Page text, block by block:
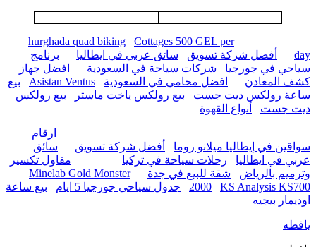
hurghada quad biking
Cottages 500 GEL per
day
أفضل شركة تسويق سائق عربي في ايطاليا
برنامج
سياحي في جورجيا
شركات سياحة في السعودية
افضل جهاز
كشف المعادن
افضل محامي في السعودية Asistan Ventus
بيع
ساعة رولكس ديت جست
بيع رولكس ياخت ماستر
بيع رولكس
ديت جست
أنواع القهوة
ارقام
سواقين في إيطاليا ميلانو روما
أفضل شركة تسويق
سائق
عربي في ايطاليا
رحلات سياحة في تركيا
مقاول تكسير
وترميم بالرياض
شقة للبيع في جدة
Minelab Gold Monster
2000
KS Analysis KS700 جدول سياحي جورجيا 5 ايام
بيع ساعة
اوديمار بيجيه
يافطه